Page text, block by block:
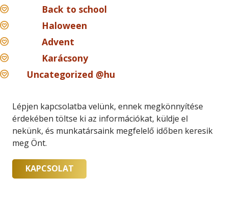
Back to school
Haloween
Advent
Karácsony
Uncategorized @hu
Lépjen kapcsolatba velünk, ennek megkönnyítése
érdekében töltse ki az információkat, küldje el
nekünk, és munkatársaink megfelelő időben keresik
meg Önt.
KAPCSOLAT